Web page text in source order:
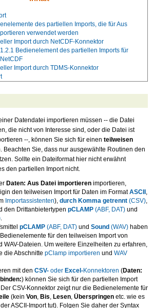
des partiellen Imports, die für Aus
verwendet werden
Import durch NetCDF-Konnektor
1.2.1 Bedienelement des partiellen Imports für
NetCDF
Import durch TDMS-Konnektor
Datendatei importieren müssen -- die Datei
die nicht von Interesse sind, oder die Datei ist
--, können Sie sich für einen teilweisen
Beachten Sie, dass nur ausgewählte Routinen den
Sollte ein Dateiformat hier nicht erwähnt
den partiellen Import nicht.
Daten: Aus Datei importieren importieren,
den teilweisen Import für Daten im FormatASCII ,
Importassistenten), durch Komma getrennt (CSV),
den Drittanbietertypen pCLAMP (ABF, DAT) und
.
pCLAMP (ABF, DAT) und Sound (WAV) haben
für den teilweisen Import von
WAV-Dateien. Um weitere Einzelheiten zu erfahren,
die Abschnitte pClamp importieren und WAV
mit den CSV- oder Excel-Konnektoren (Daten:
) können Sie sich für den partiellen Import
CSV-Konnektor zeigt nur die Bedienelemente für
(kein Von, Bis, Lesen, Überspringen etc. wie es
ASCII-Import tut). Folgen Sie daher der Syntax